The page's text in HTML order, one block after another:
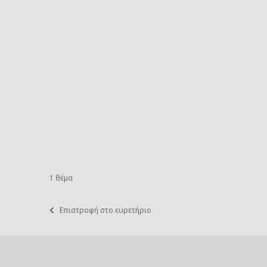
1 θέμα
Επιστροφή στο ευρετήριο